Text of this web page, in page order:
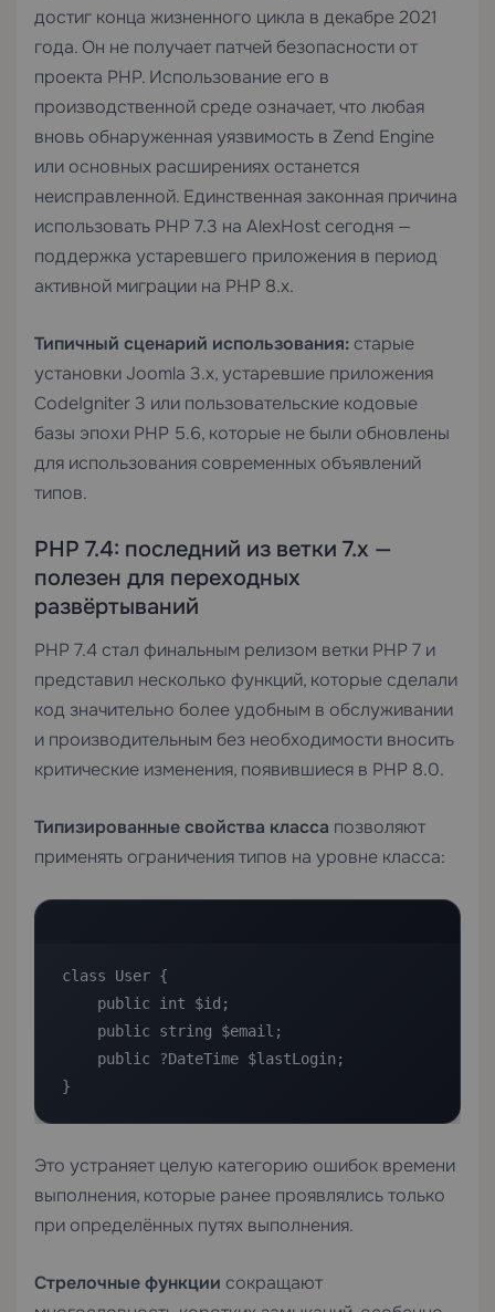
достиг конца жизненного цикла в декабре 2021
года. Он не получает патчей безопасности от
проекта PHP. Использование его в
производственной среде означает, что любая
вновь обнаруженная уязвимость в Zend Engine
или основных расширениях останется
неисправленной. Единственная законная причина
использовать PHP 7.3 на AlexHost сегодня —
поддержка устаревшего приложения в период
активной миграции на PHP 8.x.
Типичный сценарий использования: старые
установки Joomla 3.x, устаревшие приложения
CodeIgniter 3 или пользовательские кодовые
базы эпохи PHP 5.6, которые не были обновлены
для использования современных объявлений
типов.
PHP 7.4: последний из ветки 7.x —
полезен для переходных
развёртываний
PHP 7.4 стал финальным релизом ветки PHP 7 и
представил несколько функций, которые сделали
код значительно более удобным в обслуживании
и производительным без необходимости вносить
критические изменения, появившиеся в PHP 8.0.
Типизированные свойства класса позволяют
применять ограничения типов на уровне класса:
class User {
}
Это устраняет целую категорию ошибок времени
выполнения, которые ранее проявлялись только
при определённых путях выполнения.
Стрелочные функции сокращают